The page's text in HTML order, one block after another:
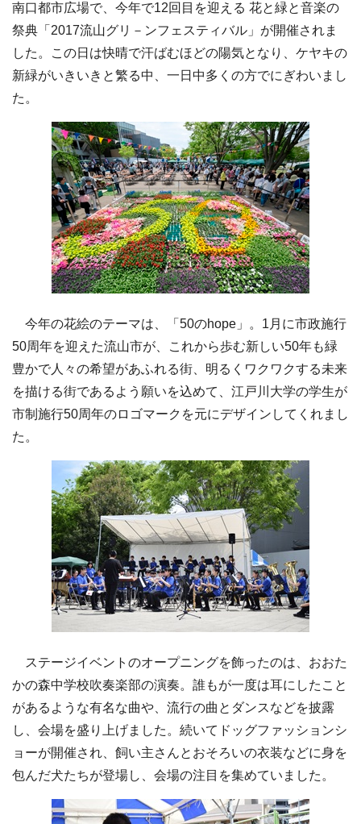
南口都市広場で、今年で12回目を迎える 花と緑と音楽の
祭典「2017流山グリ－ンフェスティバル」が開催されま
した。この日は快晴で汗ばむほどの陽気となり、ケヤキの
新緑がいきいきと繁る中、一日中多くの方でにぎわいまし
た。
今年の花絵のテーマは、「50のhope」。1月に市政施行
50周年を迎えた流山市が、これから歩む新しい50年も緑
豊かで人々の希望があふれる街、明るくワクワクする未来
を描ける街であるよう願いを込めて、江戸川大学の学生が
市制施行50周年のロゴマークを元にデザインしてくれまし
た。
ステージイベントのオープニングを飾ったのは、おおた
かの森中学校吹奏楽部の演奏。誰もが一度は耳にしたこと
があるような有名な曲や、流行の曲とダンスなどを披露
し、会場を盛り上げました。続いてドッグファッションシ
ョーが開催され、飼い主さんとおそろいの衣装などに身を
包んだ犬たちが登場し、会場の注目を集めていました。